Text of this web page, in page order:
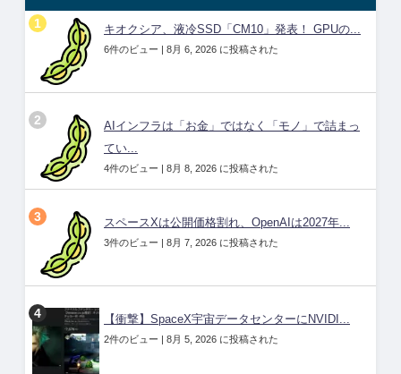
キオクシア、液冷SSD「CM10」発表！ GPUの...
6件のビュー | 8月 6, 2026 に投稿された
AIインフラは「お金」ではなく「モノ」で詰まっ
てい...
4件のビュー | 8月 8, 2026 に投稿された
スペースXは公開価格割れ、OpenAIは2027年...
3件のビュー | 8月 7, 2026 に投稿された
【衝撃】SpaceX宇宙データセンターにNVIDI...
2件のビュー | 8月 5, 2026 に投稿された